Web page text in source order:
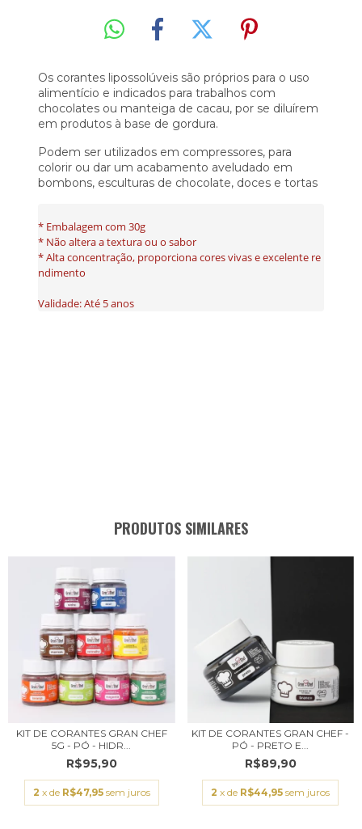
Os corantes lipossolúveis são próprios para o uso
alimentício e indicados para trabalhos com
chocolates ou manteiga de cacau, por se diluírem
em produtos à base de gordura.
Podem ser utilizados em compressores, para
colorir ou dar um acabamento aveludado em
bombons, esculturas de chocolate, doces e tortas
* Embalagem com 30g
* Não altera a textura ou o sabor
* Alta concentração, proporciona cores vivas e excelente re
ndimento
Validade: Até 5 anos
PRODUTOS SIMILARES
KIT DE CORANTES GRAN CHEF
5G - PÓ - HIDR...
R$95,90
2 x de R$47,95 sem juros
KIT DE CORANTES GRAN CHEF -
PÓ - PRETO E...
R$89,90
2 x de R$44,95 sem juros